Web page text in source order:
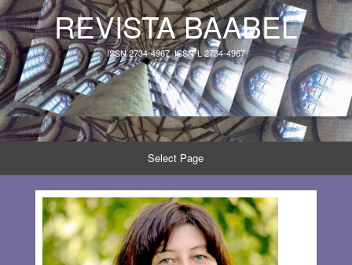
REVISTA BAABEL
ISSN 2734-4967, ISSN-L 2734-4967
Select Page